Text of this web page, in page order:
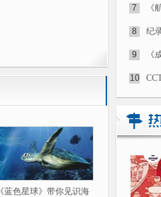
《蓝色星球》带你见识海
7 《
8 纪
9 《
10